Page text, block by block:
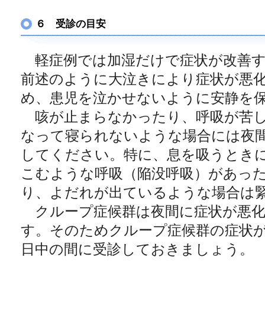
６ 受診の目安
軽症例では加湿だけで症状が改善
前述のように大泣きにより症状が悪
め、患児を泣かせないように安静を
咳が止まらなかったり、呼吸が苦
なって寝られないような場合には夜
してください。特に、息を吸うとき
こむような呼吸（陥没呼吸）があっ
り、よだれが出ているような場合は
クループ症候群は夜間に症状が悪
す。そのためクループ症候群の症状
日中の間に受診しておきましょう。